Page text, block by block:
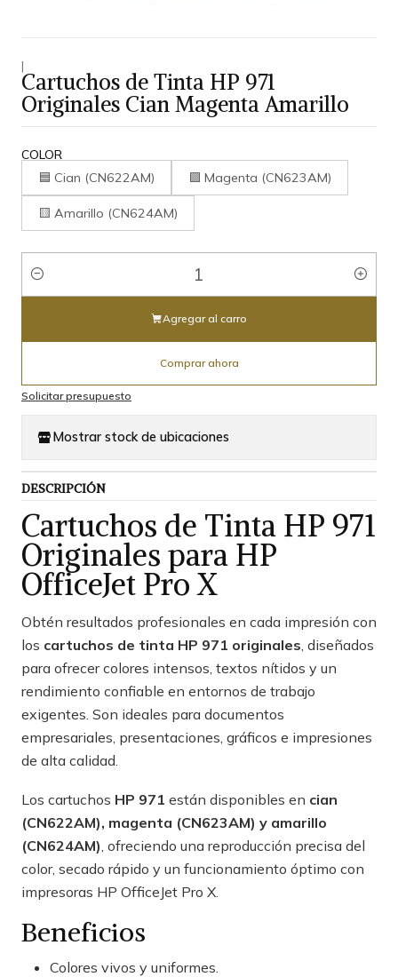
|
Cartuchos de Tinta HP 971
Originales Cian Magenta Amarillo
COLOR
🟦 Cian (CN622AM) 🟪 Magenta (CN623AM)
🟨 Amarillo (CN624AM)
Cantidad
Agregar al carro
Comprar ahora
Solicitar presupuesto
Mostrar stock de ubicaciones
DESCRIPCIÓN
Cartuchos de Tinta HP 971
Originales para HP
OfficeJet Pro X
Obtén resultados profesionales en cada impresión con
los cartuchos de tinta HP 971 originales , diseñados
para ofrecer colores intensos, textos nítidos y un
rendimiento confiable en entornos de trabajo
exigentes. Son ideales para documentos
empresariales, presentaciones, gráficos e impresiones
de alta calidad.
Los cartuchos HP 971 están disponibles en cian
(CN622AM), magenta (CN623AM) y amarillo
(CN624AM) , ofreciendo una reproducción precisa del
color, secado rápido y un funcionamiento óptimo con
impresoras HP OfficeJet Pro X.
Beneficios
Colores vivos y uniformes.